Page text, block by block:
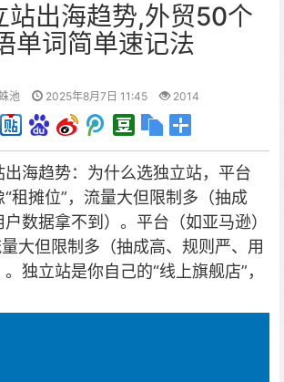
站出海趋势,外贸50个
单词简单速记法
池 2025年8月7日 11:45 2014
海趋势：为什么选独立站， 平台
“租摊位”，流量大但限制多（抽成
数据拿不到）。 平台（如亚马逊）
大但限制多（抽成高、规则严、用
独立站是你自己的“线上旗舰店”，